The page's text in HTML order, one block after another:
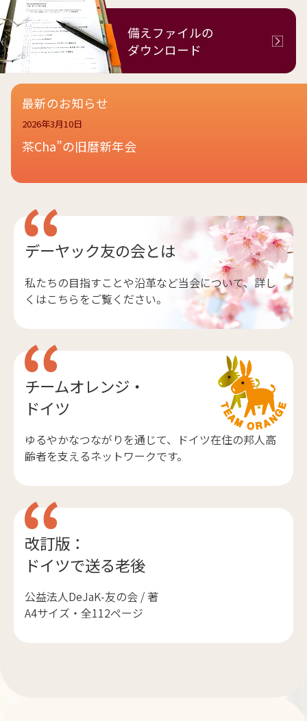
備えファイルの
ダウンロード
最新のお知らせ
2026年3月10日
茶Cha”の旧暦新年会
デーヤック友の会とは
私たちの目指すことや沿革など当会について、詳し
くはこちらをご覧ください。
チームオレンジ・
ドイツ
ゆるやかなつながりを通じて、ドイツ在住の邦人高
齢者を支えるネットワークです。
改訂版：
ドイツで送る老後
公益法人DeJaK-友の会 / 著
A4サイズ・全112ページ